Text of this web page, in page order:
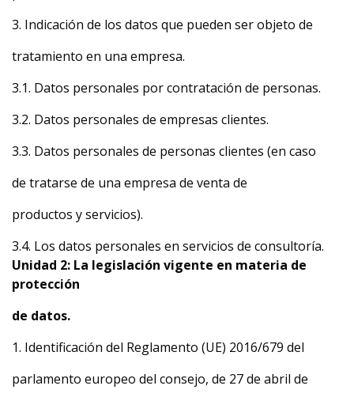
3. Indicación de los datos que pueden ser objeto de
tratamiento en una empresa.
3.1. Datos personales por contratación de personas.
3.2. Datos personales de empresas clientes.
3.3. Datos personales de personas clientes (en caso
de tratarse de una empresa de venta de
productos y servicios).
3.4. Los datos personales en servicios de consultoría.
Unidad 2: La legislación vigente en materia de
protección
de datos.
1. Identificación del Reglamento (UE) 2016/679 del
parlamento europeo del consejo, de 27 de abril de